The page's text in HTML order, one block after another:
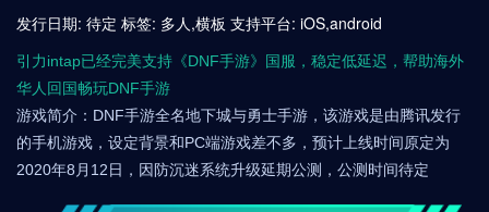
发行日期: 待定 标签: 多人,横板 支持平台: iOS,android
引力intap已经完美支持《DNF手游》国服，稳定低延迟，帮助海外
华人回国畅玩DNF手游
游戏简介：DNF手游全名地下城与勇士手游，该游戏是由腾讯发行
的手机游戏，设定背景和PC端游戏差不多，预计上线时间原定为
2020年8月12日，因防沉迷系统升级延期公测，公测时间待定